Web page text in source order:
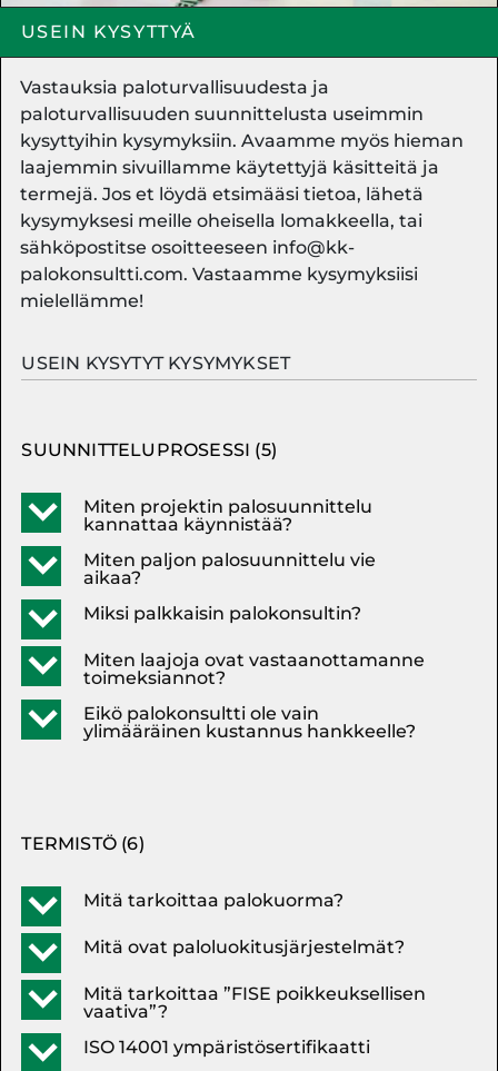
USEIN KYSYTTYÄ
Vastauksia paloturvallisuudesta ja
paloturvallisuuden suunnittelusta useimmin
kysyttyihin kysymyksiin. Avaamme myös hieman
laajemmin sivuillamme käytettyjä käsitteitä ja
termejä. Jos et löydä etsimääsi tietoa, lähetä
kysymyksesi meille oheisella lomakkeella, tai
sähköpostitse osoitteeseen info@kk-
palokonsultti.com. Vastaamme kysymyksiisi
mielellämme!
USEIN KYSYTYT KYSYMYKSET
SUUNNITTELUPROSESSI (5)
b
Miten projektin palosuunnittelu
kannattaa käynnistää?
b
Miten paljon palosuunnittelu vie
aikaa?
b Miksi palkkaisin palokonsultin?
b
Miten laajoja ovat vastaanottamanne
toimeksiannot?
b
Eikö palokonsultti ole vain
ylimääräinen kustannus hankkeelle?
TERMISTÖ (6)
b Mitä tarkoittaa palokuorma?
b Mitä ovat paloluokitusjärjestelmät?
b
Mitä tarkoittaa ”FISE poikkeuksellisen
vaativa”?
b ISO 14001 ympäristösertifikaatti